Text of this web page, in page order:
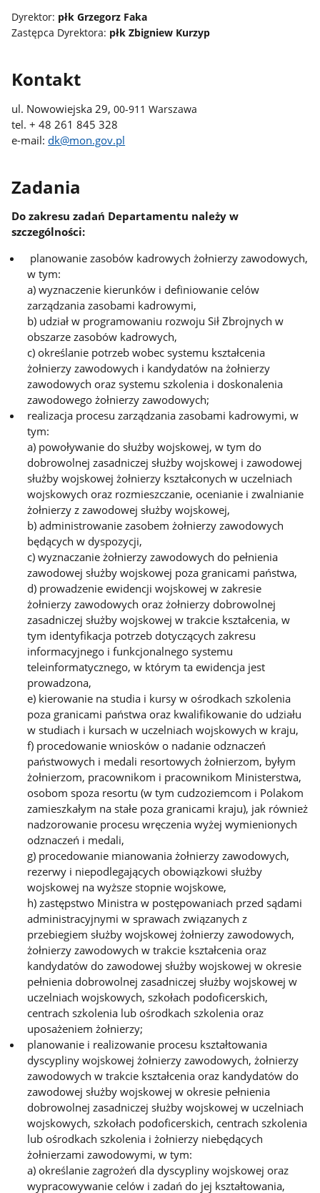
Dyrektor: płk Grzegorz Faka
Zastępca Dyrektora: płk Zbigniew Kurzyp
Kontakt
ul. Nowowiejska 29, 00-911 Warszawa
tel. + 48 261 845 328
e-mail:dk@mon.gov.pl
Zadania
Do zakresu zadań Departamentu należy w
szczególności:
planowanie zasobów kadrowych żołnierzy zawodowych,
w tym:
a) wyznaczenie kierunków i definiowanie celów
zarządzania zasobami kadrowymi,
b) udział w programowaniu rozwoju Sił Zbrojnych w
obszarze zasobów kadrowych,
c) określanie potrzeb wobec systemu kształcenia
żołnierzy zawodowych i kandydatów na żołnierzy
zawodowych oraz systemu szkolenia i doskonalenia
zawodowego żołnierzy zawodowych;
realizacja procesu zarządzania zasobami kadrowymi, w
tym:
a) powoływanie do służby wojskowej, w tym do
dobrowolnej zasadniczej służby wojskowej i zawodowej
służby wojskowej żołnierzy kształconych w uczelniach
wojskowych oraz rozmieszczanie, ocenianie i zwalnianie
żołnierzy z zawodowej służby wojskowej,
b) administrowanie zasobem żołnierzy zawodowych
będących w dyspozycji,
c) wyznaczanie żołnierzy zawodowych do pełnienia
zawodowej służby wojskowej poza granicami państwa,
d) prowadzenie ewidencji wojskowej w zakresie
żołnierzy zawodowych oraz żołnierzy dobrowolnej
zasadniczej służby wojskowej w trakcie kształcenia, w
tym identyfikacja potrzeb dotyczących zakresu
informacyjnego i funkcjonalnego systemu
teleinformatycznego, w którym ta ewidencja jest
prowadzona,
e) kierowanie na studia i kursy w ośrodkach szkolenia
poza granicami państwa oraz kwalifikowanie do udziału
w studiach i kursach w uczelniach wojskowych w kraju,
f) procedowanie wniosków o nadanie odznaczeń
państwowych i medali resortowych żołnierzom, byłym
żołnierzom, pracownikom i pracownikom Ministerstwa,
osobom spoza resortu (w tym cudzoziemcom i Polakom
zamieszkałym na stałe poza granicami kraju), jak również
nadzorowanie procesu wręczenia wyżej wymienionych
odznaczeń i medali,
g) procedowanie mianowania żołnierzy zawodowych,
rezerwy i niepodlegających obowiązkowi służby
wojskowej na wyższe stopnie wojskowe,
h) zastępstwo Ministra w postępowaniach przed sądami
administracyjnymi w sprawach związanych z
przebiegiem służby wojskowej żołnierzy zawodowych,
żołnierzy zawodowych w trakcie kształcenia oraz
kandydatów do zawodowej służby wojskowej w okresie
pełnienia dobrowolnej zasadniczej służby wojskowej w
uczelniach wojskowych, szkołach podoficerskich,
centrach szkolenia lub ośrodkach szkolenia oraz
uposażeniem żołnierzy;
planowanie i realizowanie procesu kształtowania
dyscypliny wojskowej żołnierzy zawodowych, żołnierzy
zawodowych w trakcie kształcenia oraz kandydatów do
zawodowej służby wojskowej w okresie pełnienia
dobrowolnej zasadniczej służby wojskowej w uczelniach
wojskowych, szkołach podoficerskich, centrach szkolenia
lub ośrodkach szkolenia i żołnierzy niebędących
żołnierzami zawodowymi, w tym:
a) określanie zagrożeń dla dyscypliny wojskowej oraz
wypracowywanie celów i zadań do jej kształtowania,